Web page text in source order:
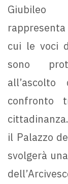
Giubileo
cui le voci
sono
confronto
il Palazzo
svolgerà